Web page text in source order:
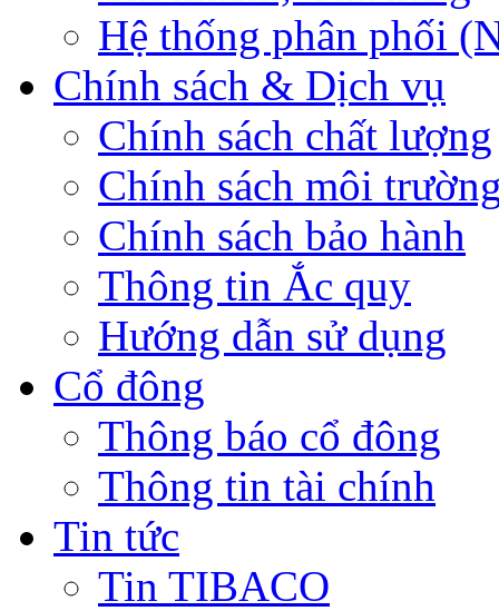
Hệ thống phân phối
Chính sách & Dịch vụ
Chính sách chất lượng
Chính sách môi
Chính sách bảo hành
Thông tin Ắc quy
Hướng dẫn sử dụng
Cổ đông
Thông báo cổ đông
Thông tin tài chính
Tin tức
Tin TIBACO